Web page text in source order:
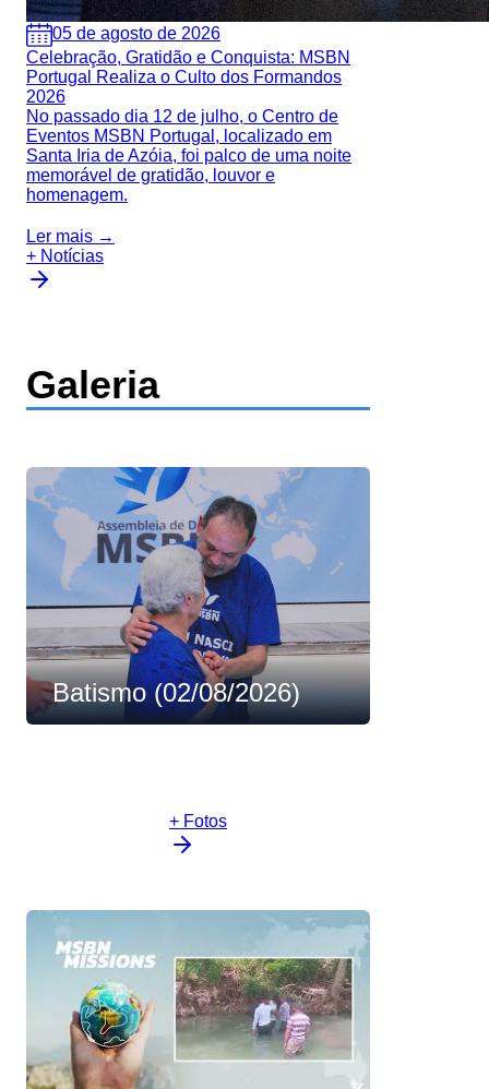
05 de agosto de 2026
Celebração, Gratidão e Conquista: MSBN
Portugal Realiza o Culto dos Formandos
2026
No passado dia 12 de julho, o Centro de
Eventos MSBN Portugal, localizado em
Santa Iria de Azóia, foi palco de uma noite
memorável de gratidão, louvor e
homenagem.
Ler mais →
+ Notícias
Galeria
Batismo (02/08/2026)
+ Fotos